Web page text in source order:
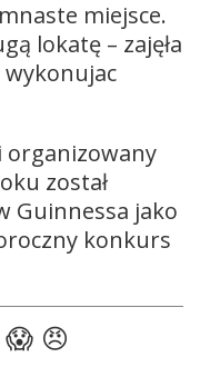
miejsce.
lokatę – zajęła
organizowany
został
Guinnessa jako
konkurs